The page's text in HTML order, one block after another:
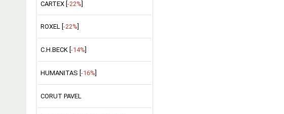
CARTEX [-22%]
ROXEL [ -22%
C.H.BECK [ -14%
HUMANITAS [ -16%
CORUT PAVEL